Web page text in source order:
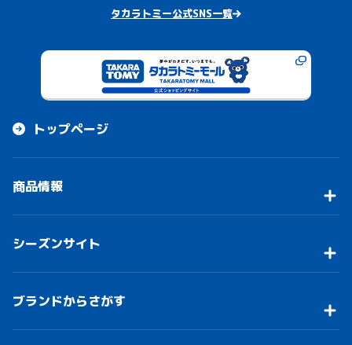
タカラトミー公式SNS一覧
トップページ
商品情報
シーズンサイト
ブランドからさがす